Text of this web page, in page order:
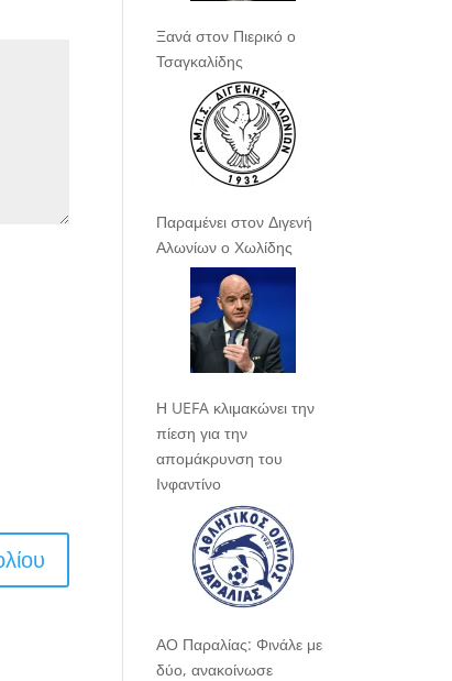
Ξανά στον Πιερικό ο
Τσαγκαλίδης
Παραμένει στον Διγενή
Αλωνίων ο Χωλίδης
Η UEFA κλιμακώνει την
πίεση για την
απομάκρυνση του
Ινφαντίνο
ΑΟ Παραλίας: Φινάλε με
δύο, ανακοίνωσε